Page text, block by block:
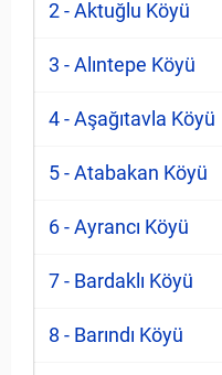
2 - Aktuğlu Köyü
3 - Alıntepe Köyü
4 - Aşağıtavla Köyü
5 - Atabakan Köyü
6 - Ayrancı Köyü
7 - Bardaklı Köyü
8 - Barındı Köyü